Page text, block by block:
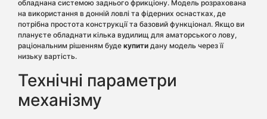
обладнана системою заднього фрикціону. Модель розрахована
на використання в донній ловлі та фідерних оснастках, де
потрібна простота конструкції та базовий функціонал. Якщо ви
плануєте обладнати кілька вудилищ для аматорського лову,
раціональним рішенням буде купити дану модель через її
низьку вартість.
Технічні параметри
механізму